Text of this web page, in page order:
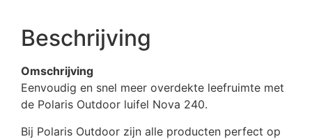
Beschrijving
Omschrijving
Eenvoudig en snel meer overdekte leefruimte met
de Polaris Outdoor luifel Nova 240.
Bij Polaris Outdoor zijn alle producten perfect op